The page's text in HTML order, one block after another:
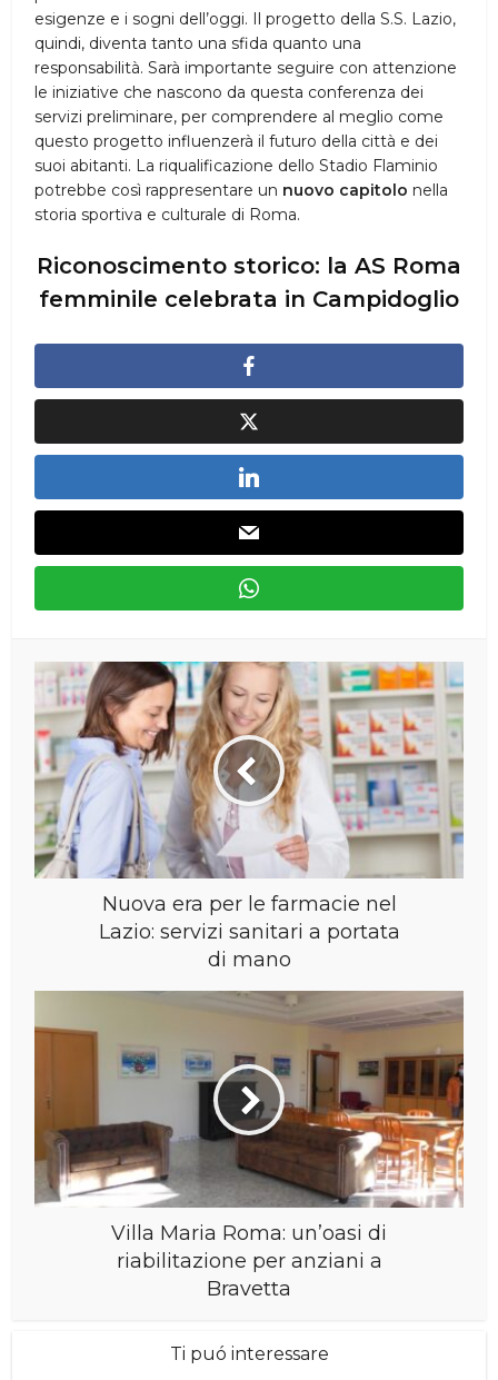
esigenze e i sogni dell’oggi. Il progetto della S.S. Lazio,
quindi, diventa tanto una sfida quanto una
responsabilità. Sarà importante seguire con attenzione
le iniziative che nascono da questa conferenza dei
servizi preliminare, per comprendere al meglio come
questo progetto influenzerà il futuro della città e dei
suoi abitanti. La riqualificazione dello Stadio Flaminio
potrebbe così rappresentare un nuovo capitolo nella
storia sportiva e culturale di Roma.
Riconoscimento storico: la AS Roma
femminile celebrata in Campidoglio
Nuova era per le farmacie nel
Lazio: servizi sanitari a portata
di mano
Villa Maria Roma: un’oasi di
riabilitazione per anziani a
Bravetta
Ti puó interessare